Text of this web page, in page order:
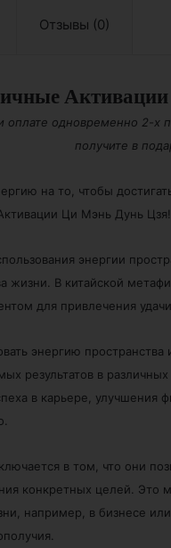
Отзывы (0)
оплате одновременно 2-х
получите в
на то, чтобы
Ци Мэнь Дунь Цзя!
энергии
жизни. В китайской
для привлечения
энергию пространства
результатов в
в карьере, улучшения
в том, что они
конкретных целей. Это
например, в бизнесе